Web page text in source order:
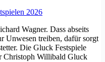
Wagner. Dass abseits
Unwesen treiben, dafür sorgt
Die Gluck Festspiele
Christoph Willibald Gluck